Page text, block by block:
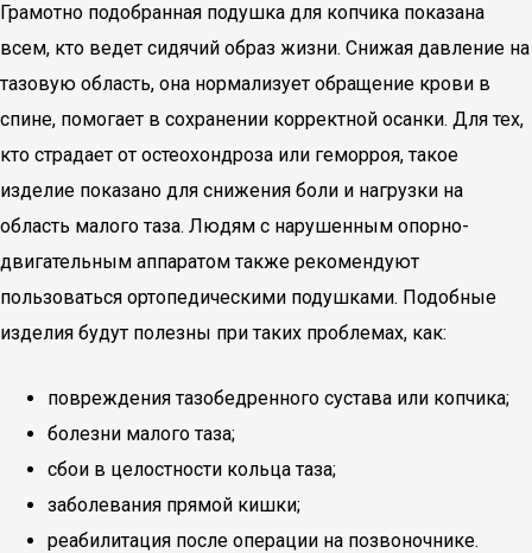
Грамотно подобранная подушка для копчика показана
всем, кто ведет сидячий образ жизни. Снижая давление на
тазовую область, она нормализует обращение крови в
спине, помогает в сохранении корректной осанки. Для тех,
кто страдает от остеохондроза или геморроя, такое
изделие показано для снижения боли и нагрузки на
область малого таза. Людям с нарушенным опорно-
двигательным аппаратом также рекомендуют
пользоваться ортопедическими подушками. Подобные
изделия будут полезны при таких проблемах, как:
повреждения тазобедренного сустава или копчика;
болезни малого таза;
сбои в целостности кольца таза;
заболевания прямой кишки;
реабилитация после операции на позвоночнике.